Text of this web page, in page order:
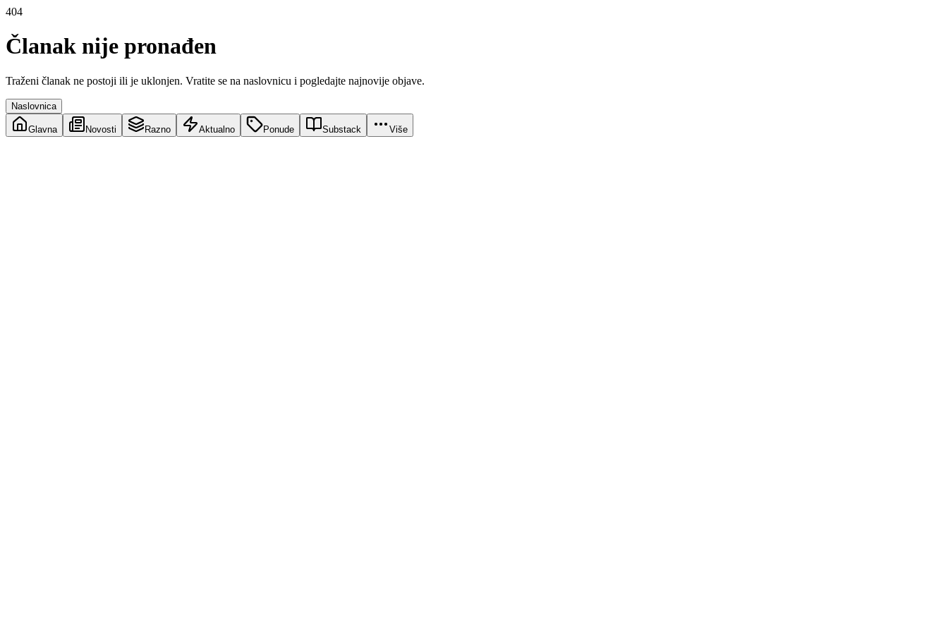
404
Članak nije pronađen
Traženi članak ne postoji ili je uklonjen. Vratite se na naslovnicu i pogledajte najnovije objave.
Naslovnica
Glavna Novosti Razno Aktualno Ponude Substack Više